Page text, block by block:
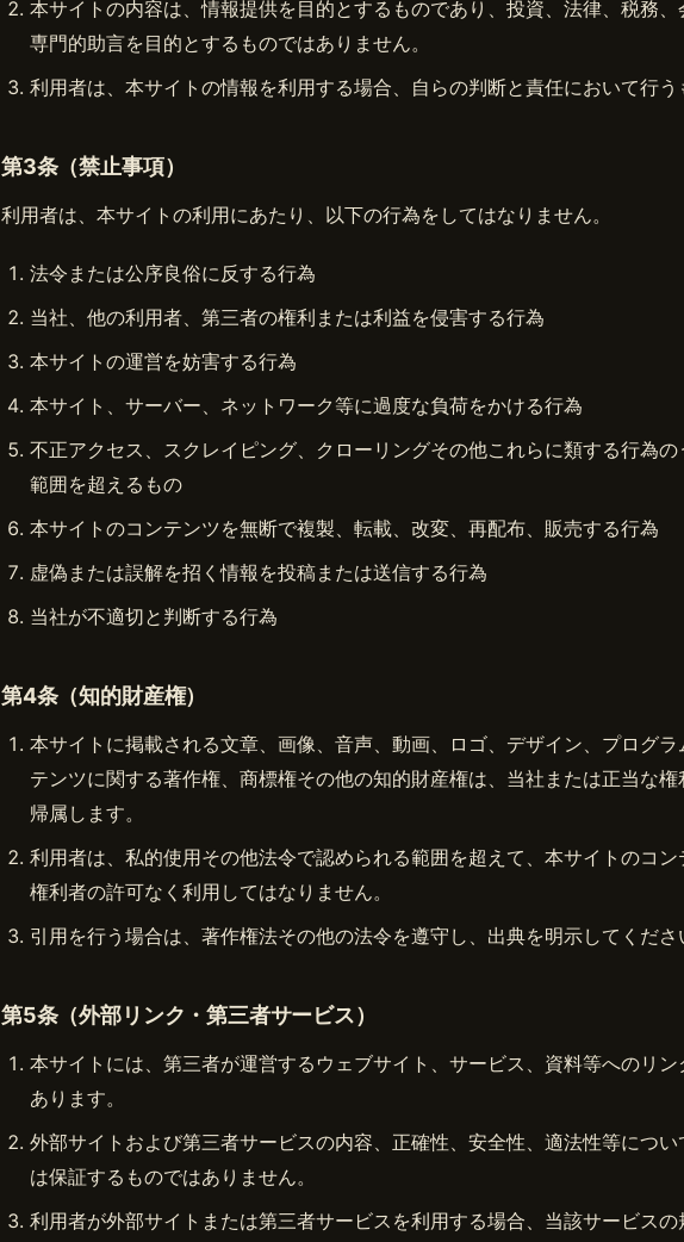
本サイトの内容は、情報提供を目的とするものであり、投資、法律、税務
専門的助言を目的とするものではありません。
利用者は、本サイトの情報を利用する場合、自らの判断と責任において行う
第3条（禁止事項）
利用者は、本サイトの利用にあたり、以下の行為をしてはなりません。
法令または公序良俗に反する行為
当社、他の利用者、第三者の権利または利益を侵害する行為
本サイトの運営を妨害する行為
本サイト、サーバー、ネットワーク等に過度な負荷をかける行為
不正アクセス、スクレイピング、クローリングその他これらに類する行為
範囲を超えるもの
本サイトのコンテンツを無断で複製、転載、改変、再配布、販売する行為
虚偽または誤解を招く情報を投稿または送信する行為
当社が不適切と判断する行為
第4条（知的財産権）
本サイトに掲載される文章、画像、音声、動画、ロゴ、デザイン、プログ
テンツに関する著作権、商標権その他の知的財産権は、当社または正当な
帰属します。
利用者は、私的使用その他法令で認められる範囲を超えて、本サイトのコ
権利者の許可なく利用してはなりません。
引用を行う場合は、著作権法その他の法令を遵守し、出典を明示してくださ
第5条（外部リンク・第三者サービス）
本サイトには、第三者が運営するウェブサイト、サービス、資料等へのリ
あります。
外部サイトおよび第三者サービスの内容、正確性、安全性、適法性等につ
は保証するものではありません。
利用者が外部サイトまたは第三者サービスを利用する場合、当該サービス